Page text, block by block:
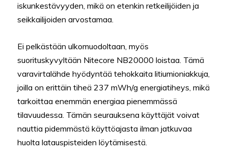
iskunkestävyyden, mikä on etenkin retkeilijöiden ja
seikkailijoiden arvostamaa.
Ei pelkästään ulkomuodoltaan, myös
suorituskyvyltään Nitecore NB20000 loistaa. Tämä
varavirtalähde hyödyntää tehokkaita litiumioniakkuja,
joilla on erittäin tiheä 237 mWh/g energiatiheys, mikä
tarkoittaa enemmän energiaa pienemmässä
tilavuudessa. Tämän seurauksena käyttäjät voivat
nauttia pidemmästä käyttöajasta ilman jatkuvaa
huolta latauspisteiden löytämisestä.